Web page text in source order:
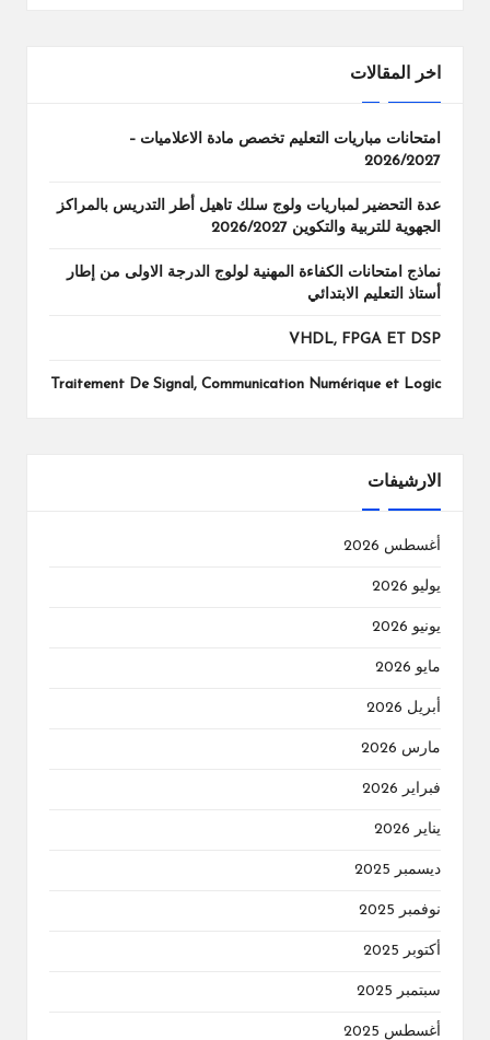
اخر المقالات
امتحانات مباريات التعليم تخصص مادة الاعلاميات –
2026/2027
عدة التحضير لمباريات ولوج سلك تاهيل أطر التدريس بالمراكز
الجهوية للتربية والتكوين 2026/2027
نماذج امتحانات الكفاءة المهنية لولوج الدرجة الاولى من إطار
أستاذ التعليم الابتدائي
VHDL, FPGA ET DSP
Traitement De Signal, Communication Numérique et Logic
الارشيفات
أغسطس 2026
يوليو 2026
يونيو 2026
مايو 2026
أبريل 2026
مارس 2026
فبراير 2026
يناير 2026
ديسمبر 2025
نوفمبر 2025
أكتوبر 2025
سبتمبر 2025
أغسطس 2025